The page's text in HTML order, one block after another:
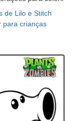
de Lilo e Stitch
para crianças